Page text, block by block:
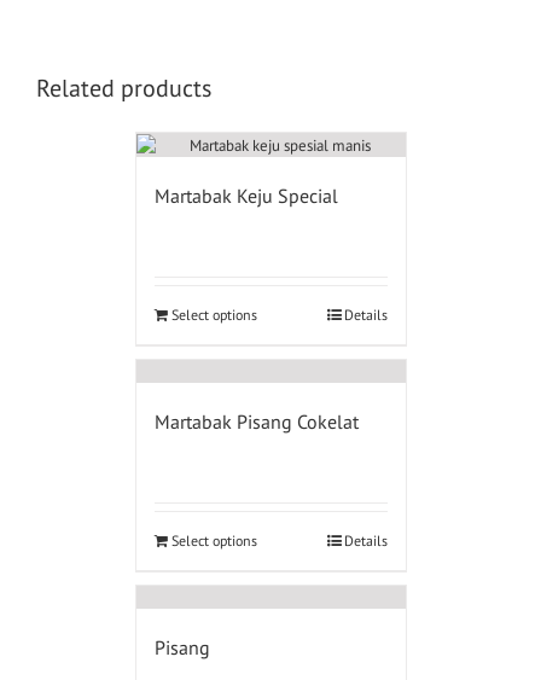
Related products
Martabak Keju Special
Select options Details
Martabak Pisang Cokelat
Select options Details
Pisang